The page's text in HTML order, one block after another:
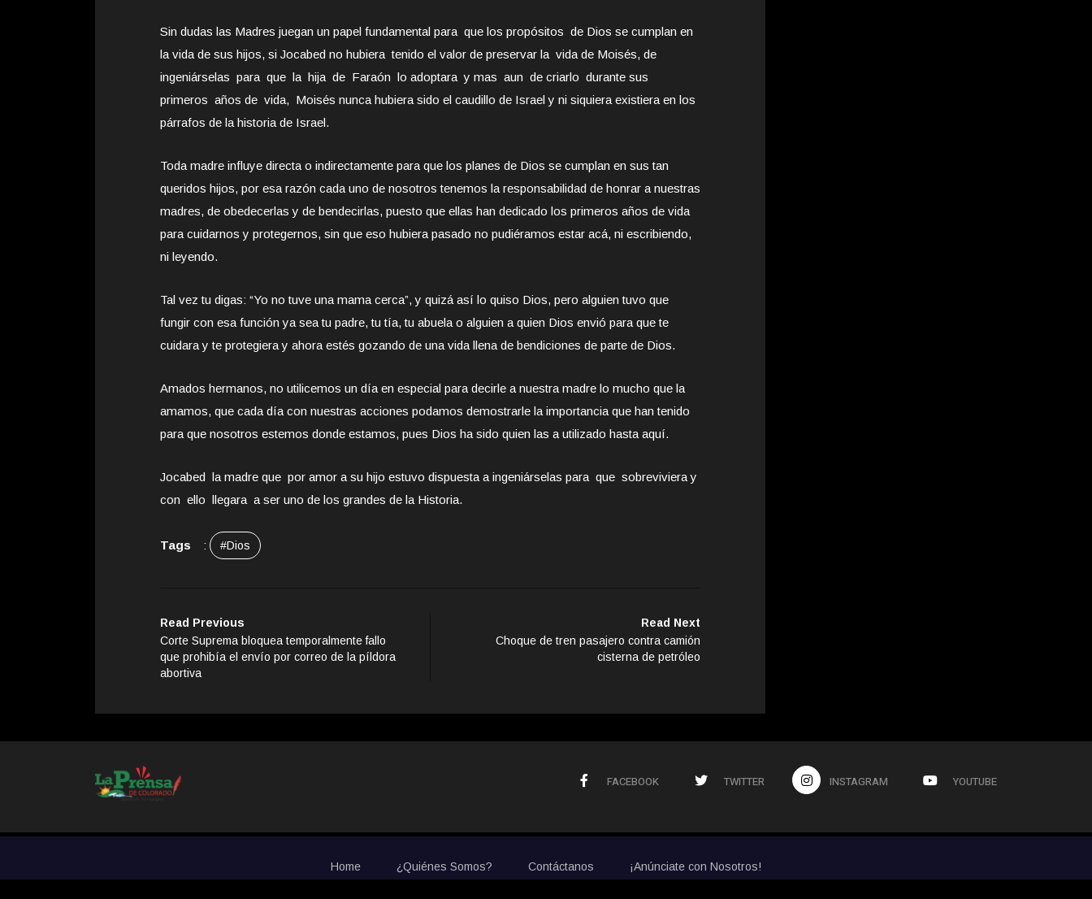
Sin dudas las Madres juegan un papel fundamental para que los propósitos de Dios se cumplan en
la vida de sus hijos, si Jocabed no hubiera tenido el valor de preservar la vida de Moisés, de
ingeniárselas para que la hija de Faraón lo adoptara y mas aun de criarlo durante sus
primeros años de vida, Moisés nunca hubiera sido el caudillo de Israel y ni siquiera existiera en los
párrafos de la historia de Israel.
Toda madre influye directa o indirectamente para que los planes de Dios se cumplan en sus tan
queridos hijos, por esa razón cada uno de nosotros tenemos la responsabilidad de honrar a nuestras
madres, de obedecerlas y de bendecirlas, puesto que ellas han dedicado los primeros años de vida
para cuidarnos y protegernos, sin que eso hubiera pasado no pudiéramos estar acá, ni escribiendo,
ni leyendo.
Tal vez tu digas: “Yo no tuve una mama cerca”, y quizá así lo quiso Dios, pero alguien tuvo que
fungir con esa función ya sea tu padre, tu tía, tu abuela o alguien a quien Dios envió para que te
cuidara y te protegiera y ahora estés gozando de una vida llena de bendiciones de parte de Dios.
Amados hermanos, no utilicemos un día en especial para decirle a nuestra madre lo mucho que la
amamos, que cada día con nuestras acciones podamos demostrarle la importancia que han tenido
para que nosotros estemos donde estamos, pues Dios ha sido quien las a utilizado hasta aquí.
Jocabed la madre que por amor a su hijo estuvo dispuesta a ingeniárselas para que sobreviviera y
con ello llegara a ser uno de los grandes de la Historia.
Tags : #Dios
Read Previous
Corte Suprema bloquea temporalmente fallo
que prohibía el envío por correo de la píldora
abortiva
Read Next
Choque de tren pasajero contra camión
cisterna de petróleo
FACEBOOK TWITTER INSTAGRAM YOUTUBE
Home ¿Quiénes Somos? Contáctanos ¡Anúnciate con Nosotros!